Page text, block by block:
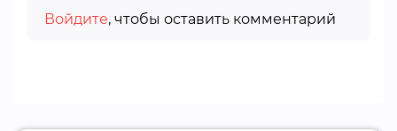
Войдите, чтобы оставить комментарий